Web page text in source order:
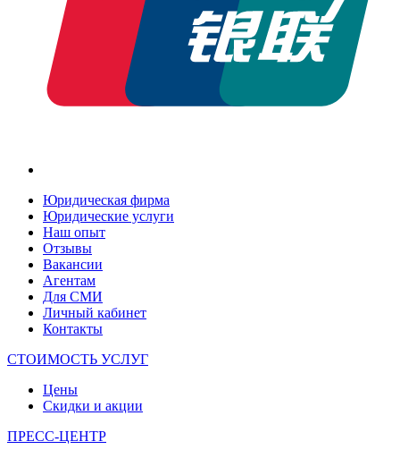
Юридическая фирма
Юридические услуги
Наш опыт
Отзывы
Вакансии
Агентам
Для СМИ
Личный кабинет
Контакты
СТОИМОСТЬ УСЛУГ
Цены
Скидки и акции
ПРЕСС-ЦЕНТР